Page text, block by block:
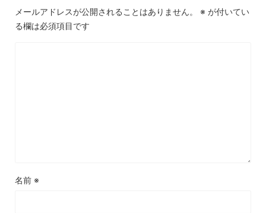
メールアドレスが公開されることはありません。 ※ が付いてい
る欄は必須項目です
名前 ※